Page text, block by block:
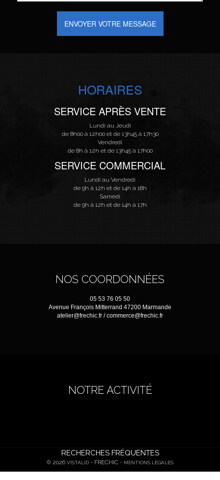
ENVOYER VOTRE MESSAGE
HORAIRES
SERVICE APRÈS VENTE
Lundi au Jeudi
de 8h00 à 12h00 et de 13h45 à 17h30
Vendredi
de 8h à 12h et de 13h45 à 17h00
SERVICE COMMERCIAL
Lundi au Vendredi
de 9h à 12h et de 14h à 18h
Samedi
de 9h à 12h et de 14h à 17h
NOS COORDONNÉES
05 53 76 05 50
Avenue François Mitterrand 47200 Marmande
atelier@frechic.fr / commerce@frechic.fr
NOTRE ACTIVITÉ
RECHERCHES FRÉQUENTES
© 2026 VISTALID - FRECHIC - MENTIONS LÉGALES